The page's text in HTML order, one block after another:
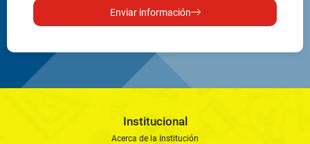
Enviar información
Institucional
Acerca de la Institución